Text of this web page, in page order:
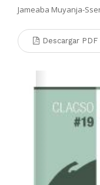
Jameaba Muyanja-
Descargar PDF